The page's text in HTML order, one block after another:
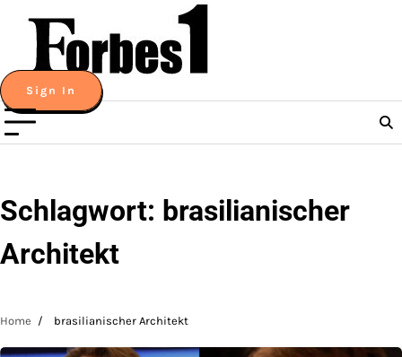
content
Sign In
Schlagwort: brasilianischer
Architekt
Home brasilianischer Architekt